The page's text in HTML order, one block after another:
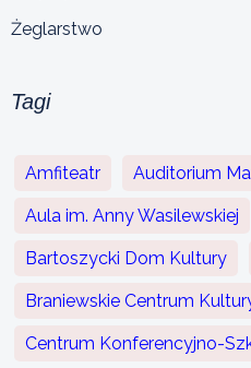
Żeglarstwo
Tagi
Amfiteatr Auditorium
Aula im. Anny Wasilewskiej
Bartoszycki Dom Kultury
Braniewskie Centrum
Centrum Konferencyjno-